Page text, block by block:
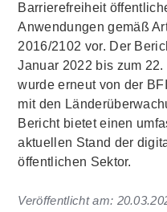
Barrierefreiheit
Anwendungen gemäß
2016/2102 vor. Der
Januar 2022 bis zum
wurde erneut von der
mit den
Bericht bietet einen
aktuellen Stand der
öffentlichen Sektor.
Veröffentlicht am: